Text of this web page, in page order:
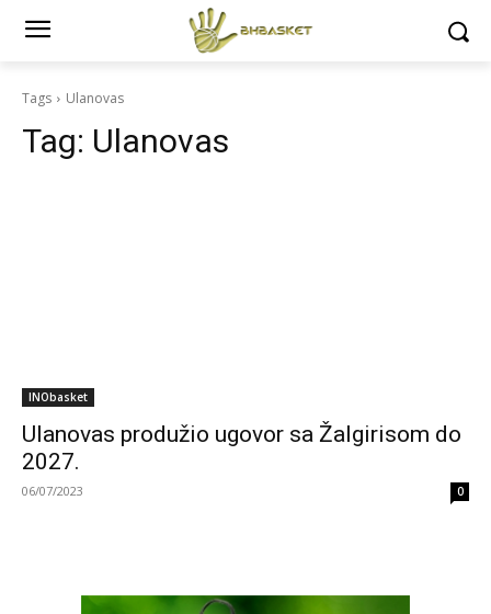
Tags Ulanovas
Tag: Ulanovas
INObasket
Ulanovas produžio ugovor sa Žalgirisom do
2027.
06/07/2023 0